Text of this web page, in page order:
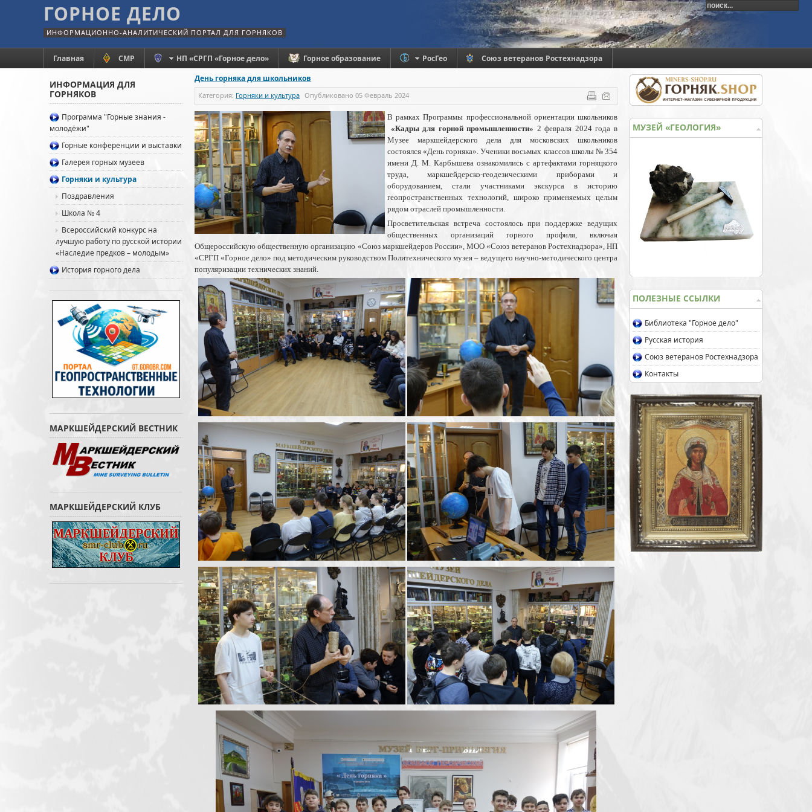
ГОРНОЕ ДЕЛО
ИНФОРМАЦИОННО-АНАЛИТИЧЕСКИЙ ПОРТАЛ ДЛЯ ГОРНЯКОВ
Главная СМР НП «СРГП «Горное дело» Горное образование РосГео
Союз ветеранов Ростехнадзора
День горняка для школьников
Категория: Горняки и культура Опубликовано 05 Февраль 2024
В рамках Программы профессиональной ориентации школьников
«Кадры для горной промышленности» 2 февраля 2024 года в
Музее маркшейдерского дела для московских школьников
состоялся «День горняка». Ученики восьмых классов школы № 354
имени Д. М. Карбышева ознакомились с артефактами горняцкого
труда, маркшейдерско-геодезическими приборами и
оборудованием, стали участниками экскурса в историю
геопространственных технологий, широко применяемых целым
рядом отраслей промышленности.
Просветительская встреча состоялось при поддержке ведущих
общественных организаций горного профиля, включая
Общероссийскую общественную организацию «Союз маркшейдеров России», МОО «Союз ветеранов Ростехнадзора», НП
«СРГП «Горное дело» под методическим руководством Политехнического музея – ведущего научно-методического центра
популяризации технических знаний.
ИНФОРМАЦИЯ ДЛЯ
ГОРНЯКОВ
Программа "Горные знания -
молодёжи"
Горные конференции и выставки
Галерея горных музеев
Горняки и культура
Поздравления
Школа № 4
Всероссийский конкурс на
лучшую работу по русской истории
«Наследие предков – молодым»
История горного дела
МАРКШЕЙДЕРСКИЙ ВЕСТНИК
МАРКШЕЙДЕРСКИЙ КЛУБ
МУЗЕЙ «ГЕОЛОГИЯ»
ПОЛЕЗНЫЕ ССЫЛКИ
Библиотека "Горное дело"
Русская история
Союз ветеранов Ростехнадзора
Контакты